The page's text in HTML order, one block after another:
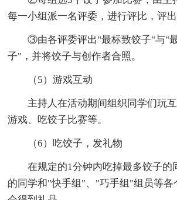
每一小组派一名评委，进行评比，评出
③由各评委评出"最标致饺子"与"
子"，并将饺子与创作者合照。
（5）游戏互动
主持人在活动期间组织同学们玩
游戏、吃饺子比赛等。
（6）吃饺子，发礼物
在规定的1分钟内吃掉最多饺子的
的同学和"快手组"、"巧手组"组员等各